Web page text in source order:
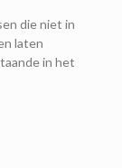
die niet in
laten
in het